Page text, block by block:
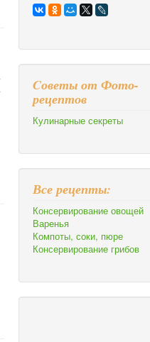
Cоветы от Фото-
рецептов
Кулинарные секреты
Все рецепты:
Консервирование овощей
Варенья
Компоты, соки, пюре
Консервирование грибов